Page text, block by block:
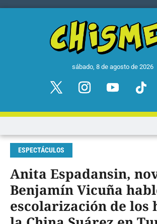
sábado, 8 de agosto de 2026
ESPECTÁCULOS
Anita Espadansin,
Benjamín Vicuña
escolarización de los